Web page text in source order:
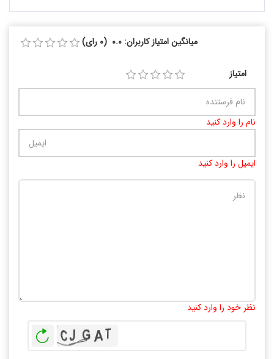
میانگین امتیاز کاربران: 0.0 (0 رای)
امتیاز
نام را وارد کنید
ایمیل را وارد کنید
نظر خود را وارد کنید